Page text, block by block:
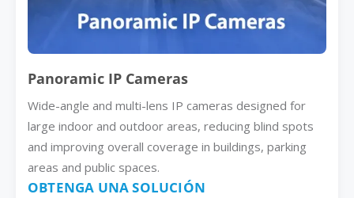
Panoramic IP Cameras
Wide-angle and multi-lens IP cameras designed for
large indoor and outdoor areas, reducing blind spots
and improving overall coverage in buildings, parking
areas and public spaces.
OBTENGA UNA SOLUCIÓN